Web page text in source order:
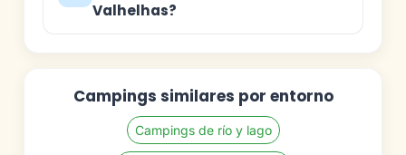
Valhelhas?
Campings similares por entorno
Campings de río y lago